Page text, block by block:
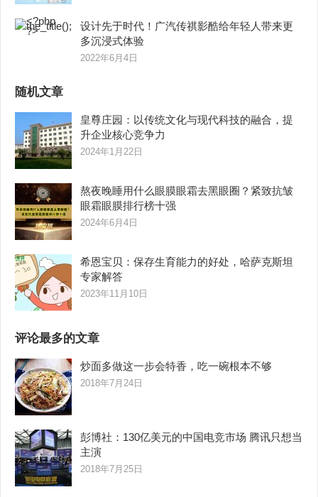
设计先于时代！广汽传祺影酷给年轻人带来更
多沉浸式体验
2022年6月4日
随机文章
皇尊庄园：以传统文化与现代科技的融合，提
升企业核心竞争力
2024年1月22日
熬夜晚睡用什么眼膜眼霜去黑眼圈？紧致抗皱
眼霜眼膜排行榜十强
2024年6月4日
希恩宝贝：保存生育能力的好处，哈萨克斯坦
专家解答
2023年11月10日
评论最多的文章
炒面多做这一步会特香，吃一碗根本不够
2018年7月24日
彭博社：130亿美元的中国电竞市场 腾讯只想当
主演
2018年7月25日